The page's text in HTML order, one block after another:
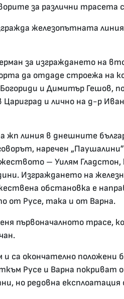
за различни трасета
железопътната
за изграждането на
да отдаде строежа на
и Димитър Гешов,
и лично на д-р
линия в днешните
наречен
– Уилям
Изграждането на
обстановка е
от Русе, така и от Варна.
първоначалното трасе,
са окончателно
Русе и Варна
но редовна